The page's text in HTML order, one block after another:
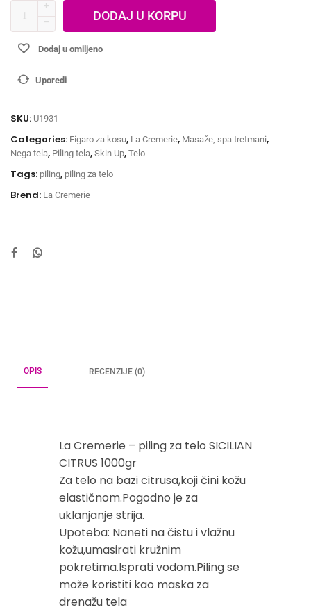
DODAJ U KORPU
Dodaj u omiljeno
Uporedi
SKU: U1931
Categories: Figaro za kosu, La Cremerie, Masaže, spa tretmani,
Nega tela, Piling tela, Skin Up, Telo
Tags: piling, piling za telo
Brend: La Cremerie
OPIS RECENZIJE (0)
La Cremerie – piling za telo SICILIAN
CITRUS 1000gr
Za telo na bazi citrusa,koji čini kožu
elastičnom.Pogodno je za
uklanjanje strija.
Upoteba: Naneti na čistu i vlažnu
kožu,umasirati kružnim
pokretima.Isprati vodom.Piling se
može koristiti kao maska za
drenažu tela